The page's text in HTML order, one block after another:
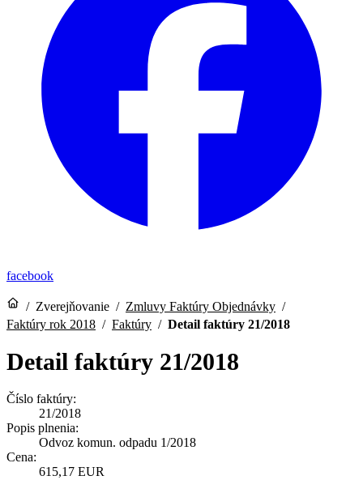
facebook
/ Zverejňovanie / Zmluvy Faktúry Objednávky /
Faktúry rok 2018 / Faktúry / Detail faktúry 21/2018
Detail faktúry 21/2018
Číslo faktúry:
21/2018
Popis plnenia:
Odvoz komun. odpadu 1/2018
Cena:
615,17 EUR